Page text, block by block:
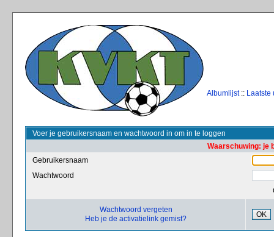
Albumlijst:: Laatste
Voer je gebruikersnaam en wachtwoord in om in te loggen
Waarschuwing: je
Gebruikersnaam
Wachtwoord
Wachtwoord vergeten
Heb je de activatielink gemist?
OK